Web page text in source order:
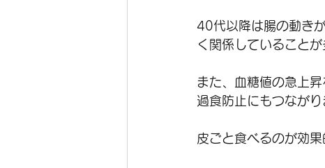
40代以降は腸の動き
く関係していることが
また、血糖値の急上
過食防止にもつながり
皮ごと食べるのが効果